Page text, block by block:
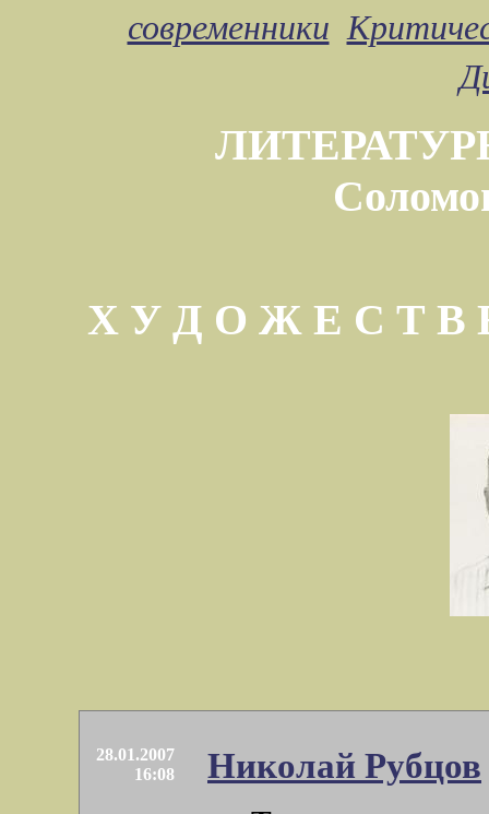
современники
Х У Д О Ж Е С Т
28.01.2007
16:08
Николай Рубцов